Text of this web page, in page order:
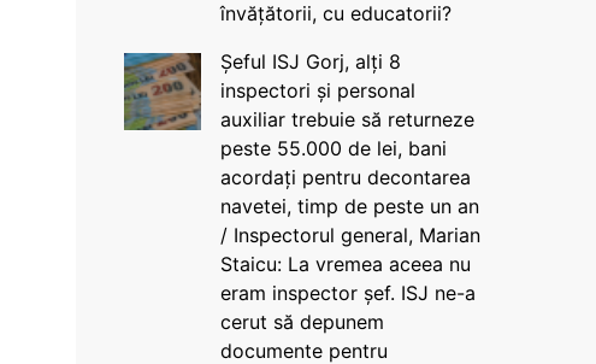
învățătorii, cu educatorii?
Șeful ISJ Gorj, alți 8
inspectori și personal
auxiliar trebuie să returneze
peste 55.000 de lei, bani
acordați pentru decontarea
navetei, timp de peste un an
/ Inspectorul general, Marian
Staicu: La vremea aceea nu
eram inspector șef. ISJ ne-a
cerut să depunem
documente pentru